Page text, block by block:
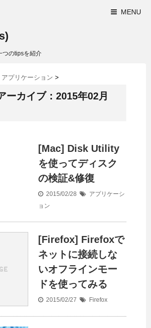
MENU
つのtipsを紹介
アプリケーション >
ーカイブ：2015年02月
[Mac] Disk Utility
を使ってディスク
の検証&修復
2015/02/28
アプリケーシ
ョン
[Firefox] Firefoxで
ネットに接続しな
いオフラインモー
ドを使ってみる
2015/02/27 Firefox